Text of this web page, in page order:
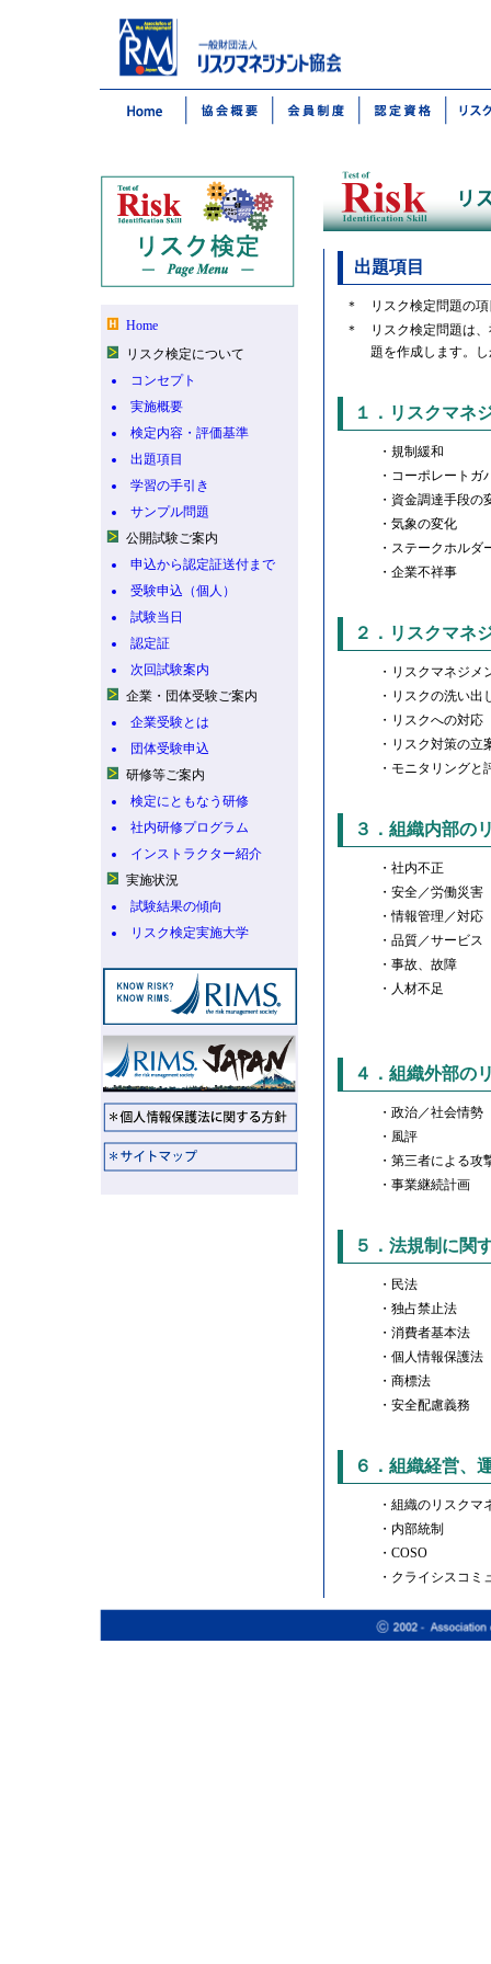
Home
リスク検定について
コンセプト
実施概要
検定内容・評価基準
出題項目
学習の手引き
サンプル問題
公開試験ご案内
申込から認定証送付まで
受験申込（個人）
試験当日
認定証
次回試験案内
企業・団体受験ご案内
企業受験とは
団体受験申込
研修等ご案内
検定にともなう研修
社内研修プログラム
インストラクター紹介
実施状況
試験結果の傾向
リスク検定実施大学
出題項目
＊
リスク検定問題の
＊
リスク検定問題は
題を作成します。
１．リスクマネ
・規制緩和
・コーポレートガ
・資金調達手段の
・気象の変化
・ステークホルダ
・企業不祥事
２．リスクマネ
・リスクマネジメ
・リスクの洗い出
・リスクへの対
・リスク対策の立
・モニタリングと
３．組織内部の
・社内不正
・安全／労働災害
・情報管理／対応
・品質／サービス
・事故、故障
・人材不足
４．組織外部の
・政治／社会情勢
・風評
・第三者による攻
・事業継続計画
５．法規制に関
・民法
・独占禁止法
・消費者基本法
・個人情報保護法
・商標法
・安全配慮義務
６．組織経営、
・組織のリスクマ
・内部統制
・COSO
・クライシスコミ